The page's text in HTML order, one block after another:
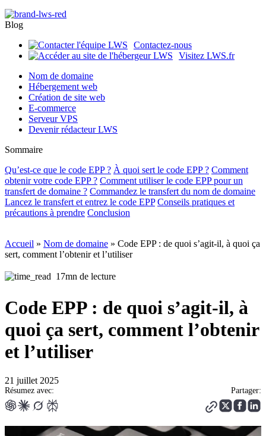
Blog
Contactez-nous
Visitez LWS.fr
Nom de domaine
Hébergement web
Création de site web
E-commerce
Serveur VPS
Devenir rédacteur LWS
Sommaire
Qu’est-ce que le code EPP ? À quoi sert le code EPP ? Comment
obtenir votre code EPP ? Comment utiliser le code EPP pour un
transfert de domaine ? Commandez le transfert du nom de domaine
Lancez le transfert et entrez le code EPP Conseils pratiques et
précautions à prendre Conclusion
Accueil » Nom de domaine » Code EPP : de quoi s’agit-il, à quoi ça
sert, comment l’obtenir et l’utiliser
17mn de lecture
Code EPP : de quoi s’agit-il, à
quoi ça sert, comment l’obtenir
et l’utiliser
21 juillet 2025
Résumez avec: Partager: